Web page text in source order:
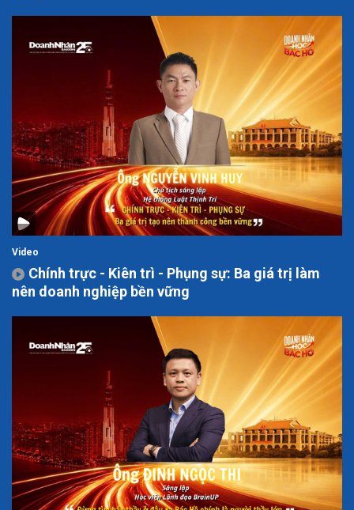
Video
Chính trực - Kiên trì - Phụng sự: Ba giá trị làm
nên doanh nghiệp bền vững